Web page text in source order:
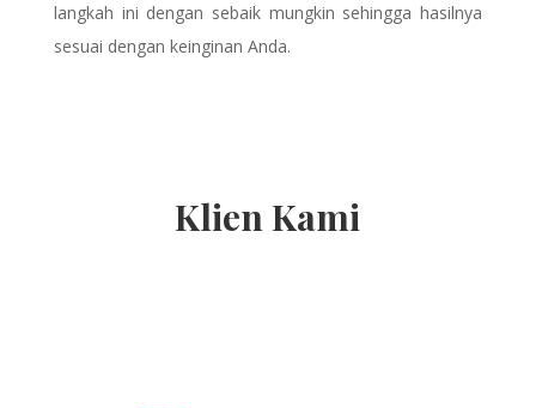
langkah ini dengan sebaik mungkin sehingga hasilnya
sesuai dengan keinginan Anda.
Klien Kami